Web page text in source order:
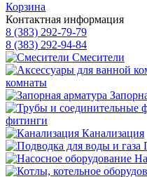
Корзина
Контактная информация
8 (383) 292-79-79
8 (383) 292-94-84
Смесители
комнаты
фитинги
Канализация